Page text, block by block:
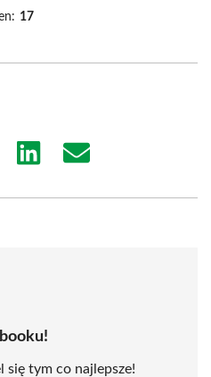
17
Share
Share
tym co najlepsze!